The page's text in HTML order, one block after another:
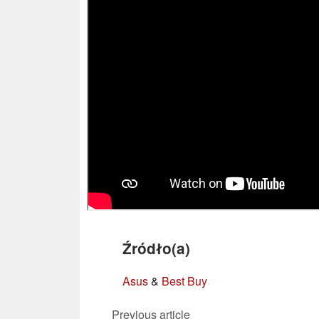
Źródło(a)
Asus& Best Buy
Previous article